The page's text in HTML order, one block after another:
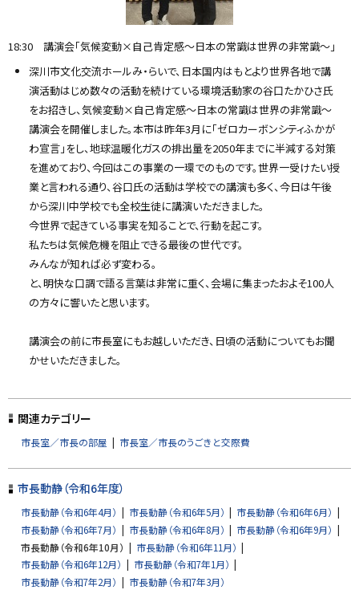
18:30 講演会「気候変動×自己肯定感〜日本の常識は世界の非常識〜」
深川市文化交流ホールみ・らいで、日本国内はもとより世界各地で講
演活動はじめ数々の活動を続けている環境活動家の谷口たかひさ氏
をお招きし、気候変動×自己肯定感〜日本の常識は世界の非常識〜
講演会を開催しました。本市は昨年3月に「ゼロカーボンシティふかが
わ宣言」をし、地球温暖化ガスの排出量を2050年までに半減する対策
を進めており、今回はこの事業の一環でのものです。世界一受けたい授
業と言われる通り、谷口氏の活動は学校での講演も多く、今日は午後
から深川中学校でも全校生徒に講演いただきました。
今世界で起きている事実を知ることで、行動を起こす。
私たちは気候危機を阻止できる最後の世代です。
みんなが知れば必ず変わる。
と、明快な口調で語る言葉は非常に重く、会場に集まったおよそ100人
の方々に響いたと思います。
講演会の前に市長室にもお越しいただき、日頃の活動についてもお聞
かせいただきました。
ト
ッ
戻
る
関連カテゴリー
市長室／市長の部屋 市長室／市長のうごきと交際費
市長動静（令和6年度）
市長動静（令和6年4月） 市長動静（令和6年5月）
市長動静（令和6年6月）
市長動静（令和6年7月）
市長動静（令和6年8月）
市長動静（令和6年9月）
市長動静（令和6年10月）
市長動静（令和6年11月）
市長動静（令和6年12月）
市長動静（令和7年1月）
市長動静（令和7年2月）
市長動静（令和7年3月）